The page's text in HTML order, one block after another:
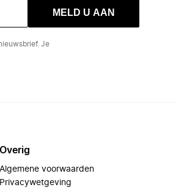
MELD U AAN
Je
Overig
Algemene voorwaarden
Privacywetgeving